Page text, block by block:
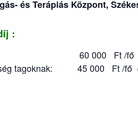
és Terápiás Központ,
:
000 Ft /fő (5+1
tagoknak: 45 000 Ft /fő